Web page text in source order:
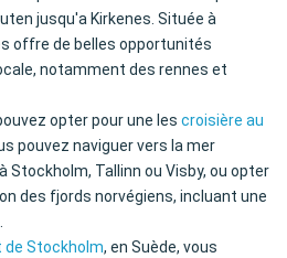
jusqu'a Kirkenes. Située à
offre de belles opportunités
notamment des rennes et
opter pour une les croisière au
pouvez naviguer vers la mer
Stockholm, Tallinn ou Visby, ou opter
des fjords norvégiens, incluant une
Stockholm, en Suède, vous